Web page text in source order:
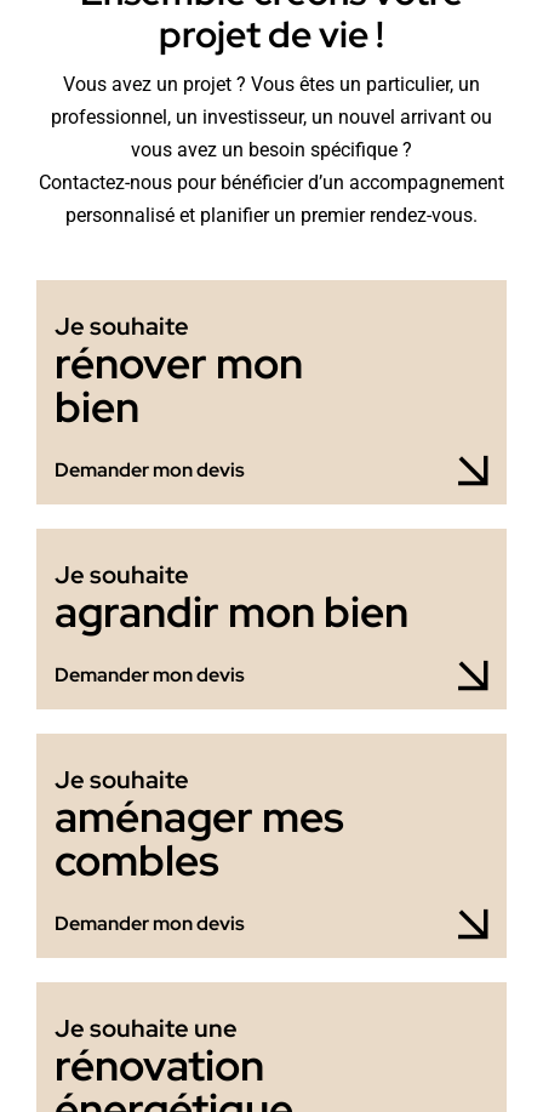
projet de vie !
Vous avez un projet ? Vous êtes un particulier, un
professionnel, un investisseur, un nouvel arrivant ou
vous avez un besoin spécifique ?
Contactez-nous pour bénéficier d’un accompagnement
personnalisé et planifier un premier rendez-vous.
Je souhaite
rénover mon
bien
Demander mon devis
Je souhaite
agrandir mon bien
Demander mon devis
Je souhaite
aménager mes
combles
Demander mon devis
Je souhaite une
rénovation